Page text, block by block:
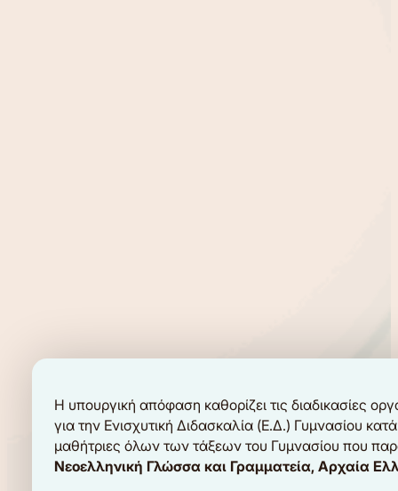
Η υπουργική απόφαση καθορίζει τις διαδικασίες
για την Ενισχυτική Διδασκαλία (Ε.Δ.) Γυμνασίου
μαθήτριες όλων των τάξεων του Γυμνασίου που
Νεοελληνική Γλώσσα και Γραμματεία, Αρχαία